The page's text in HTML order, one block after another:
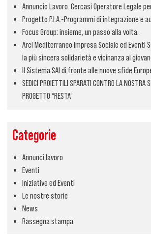
Annuncio Lavoro. Cercasi Operatore Legale
Progetto P.I.A.-Programmi di integrazione e
Focus Group: insieme, un passo alla volta.
Arci Mediterraneo Impresa Sociale ed Eventi
la più sincera solidarietà e vicinanza al
Il Sistema SAI di fronte alle nuove sfide
SEDICI PROIETTILI SPARATI CONTRO LA NOSTRA
PROGETTO “RESTA”
Categorie
Annunci lavoro
Eventi
Iniziative ed Eventi
Le nostre storie
News
Rassegna stampa